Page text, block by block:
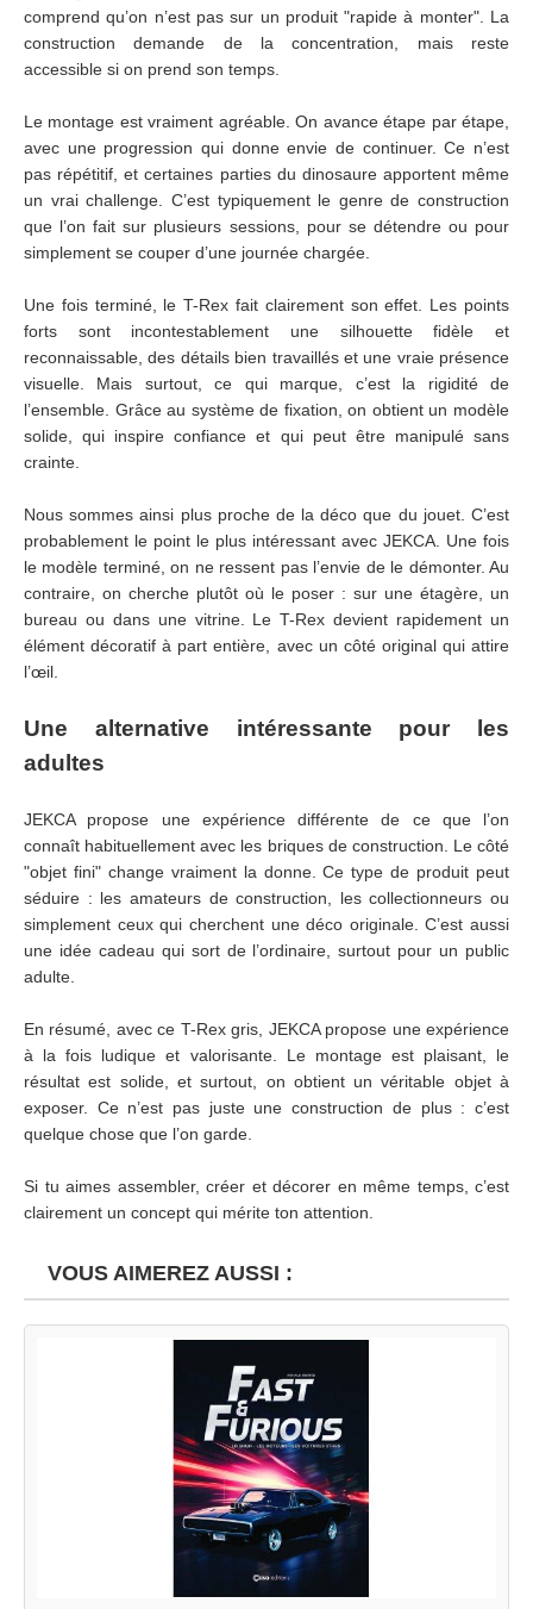
comprend qu’on n’est pas sur un produit "rapide à monter". La
construction demande de la concentration, mais reste
accessible si on prend son temps.
Le montage est vraiment agréable. On avance étape par étape,
avec une progression qui donne envie de continuer. Ce n’est
pas répétitif, et certaines parties du dinosaure apportent même
un vrai challenge. C’est typiquement le genre de construction
que l’on fait sur plusieurs sessions, pour se détendre ou pour
simplement se couper d’une journée chargée.
Une fois terminé, le T-Rex fait clairement son effet. Les points
forts sont incontestablement une silhouette fidèle et
reconnaissable, des détails bien travaillés et une vraie présence
visuelle. Mais surtout, ce qui marque, c’est la rigidité de
l’ensemble. Grâce au système de fixation, on obtient un modèle
solide, qui inspire confiance et qui peut être manipulé sans
crainte.
Nous sommes ainsi plus proche de la déco que du jouet. C’est
probablement le point le plus intéressant avec JEKCA. Une fois
le modèle terminé, on ne ressent pas l’envie de le démonter. Au
contraire, on cherche plutôt où le poser : sur une étagère, un
bureau ou dans une vitrine. Le T-Rex devient rapidement un
élément décoratif à part entière, avec un côté original qui attire
l’œil.
Une alternative intéressante pour les
adultes
JEKCA propose une expérience différente de ce que l’on
connaît habituellement avec les briques de construction. Le côté
"objet fini" change vraiment la donne. Ce type de produit peut
séduire : les amateurs de construction, les collectionneurs ou
simplement ceux qui cherchent une déco originale. C’est aussi
une idée cadeau qui sort de l’ordinaire, surtout pour un public
adulte.
En résumé, avec ce T-Rex gris, JEKCA propose une expérience
à la fois ludique et valorisante. Le montage est plaisant, le
résultat est solide, et surtout, on obtient un véritable objet à
exposer. Ce n’est pas juste une construction de plus : c’est
quelque chose que l’on garde.
Si tu aimes assembler, créer et décorer en même temps, c’est
clairement un concept qui mérite ton attention.
VOUS AIMEREZ AUSSI :